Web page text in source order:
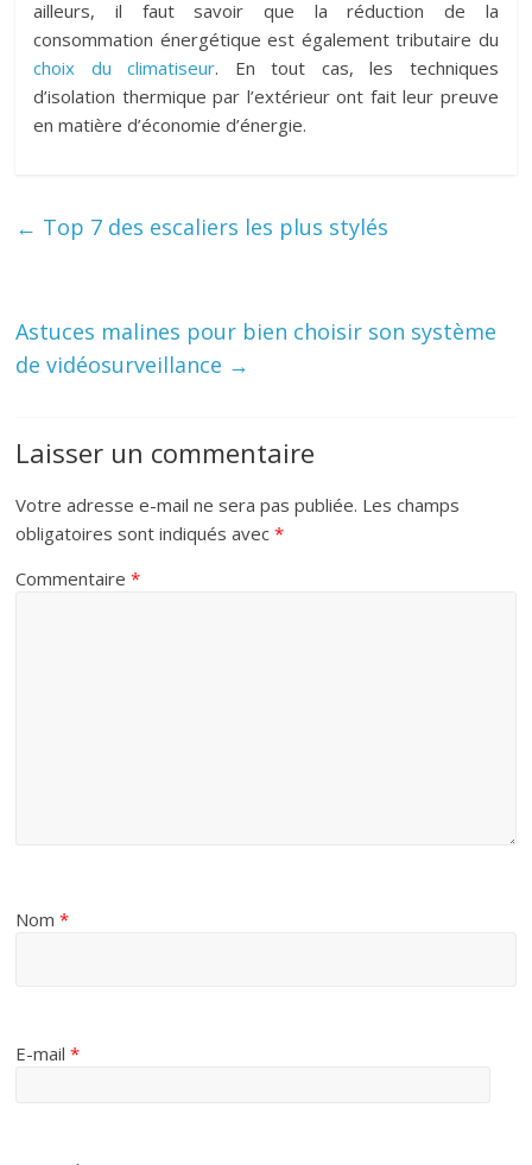
ailleurs, il faut savoir que la réduction de la
consommation énergétique est également tributaire du
choix du climatiseur. En tout cas, les techniques
d’isolation thermique par l’extérieur ont fait leur preuve
en matière d’économie d’énergie.
← Top 7 des escaliers les plus stylés
Astuces malines pour bien choisir son système
de vidéosurveillance →
Laisser un commentaire
Votre adresse e-mail ne sera pas publiée. Les champs
obligatoires sont indiqués avec*
Commentaire*
Nom*
E-mail*